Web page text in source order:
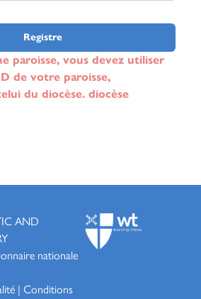
Church - Fairfield
Chapel - Easton
Episcopal Church - Snow Hill
Church - Frederick
Church - Chelmsford
Cathedral - Milwaukee
Registre
paroisse, vous devez utiliser
de votre paroisse,
du diocèse. diocèse
AND
nationale
| Conditions